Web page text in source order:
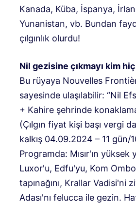
Kanada, Küba, İspanya,
Yunanistan, vb. Bundan
çılgınlık olurdu!
Nil gezisine çıkmayı kim
Bu rüyaya Nouvelles
sayesinde ulaşılabilir: “Nil
+ Kahire şehrinde
(Çılgın fiyat kişi başı vergi
kalkış 04.09.2024 – 11 gün/
Programda: Mısır'ın yüksek
Luxor'u, Edfu'yu, Kom
tapınağını, Krallar Vadisi'ni
Adası'nı felucca ile gezin.